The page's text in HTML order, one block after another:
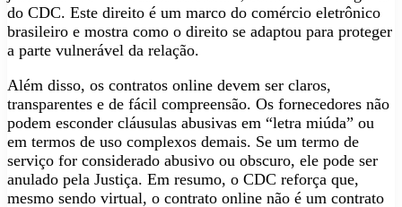
do CDC. Este direito é um marco do comércio eletrônico
brasileiro e mostra como o direito se adaptou para proteger
a parte vulnerável da relação.
Além disso, os contratos online devem ser claros,
transparentes e de fácil compreensão. Os fornecedores não
podem esconder cláusulas abusivas em “letra miúda” ou
em termos de uso complexos demais. Se um termo de
serviço for considerado abusivo ou obscuro, ele pode ser
anulado pela Justiça. Em resumo, o CDC reforça que,
mesmo sendo virtual, o contrato online não é um contrato